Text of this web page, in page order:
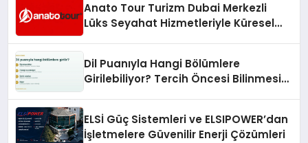
Anato Tour Turizm Dubai Merkezli
Lüks Seyahat Hizmetleriyle Küresel
Dil Puanıyla Hangi Bölümlere
Girilebiliyor? Tercih Öncesi Bilinmesi
ELSİ Güç Sistemleri ve ELSIPOWER’dan
İşletmelere Güvenilir Enerji Çözümleri